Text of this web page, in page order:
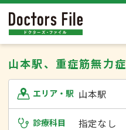
山本駅、重症筋無力症
エリア・駅 山本駅
診療科目 指定なし